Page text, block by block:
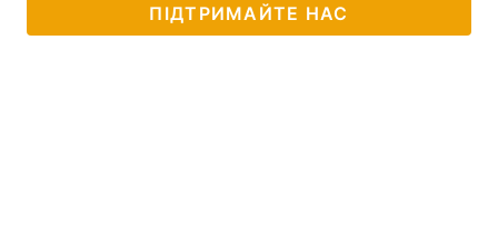
ПІДТРИМАЙТЕ НАС